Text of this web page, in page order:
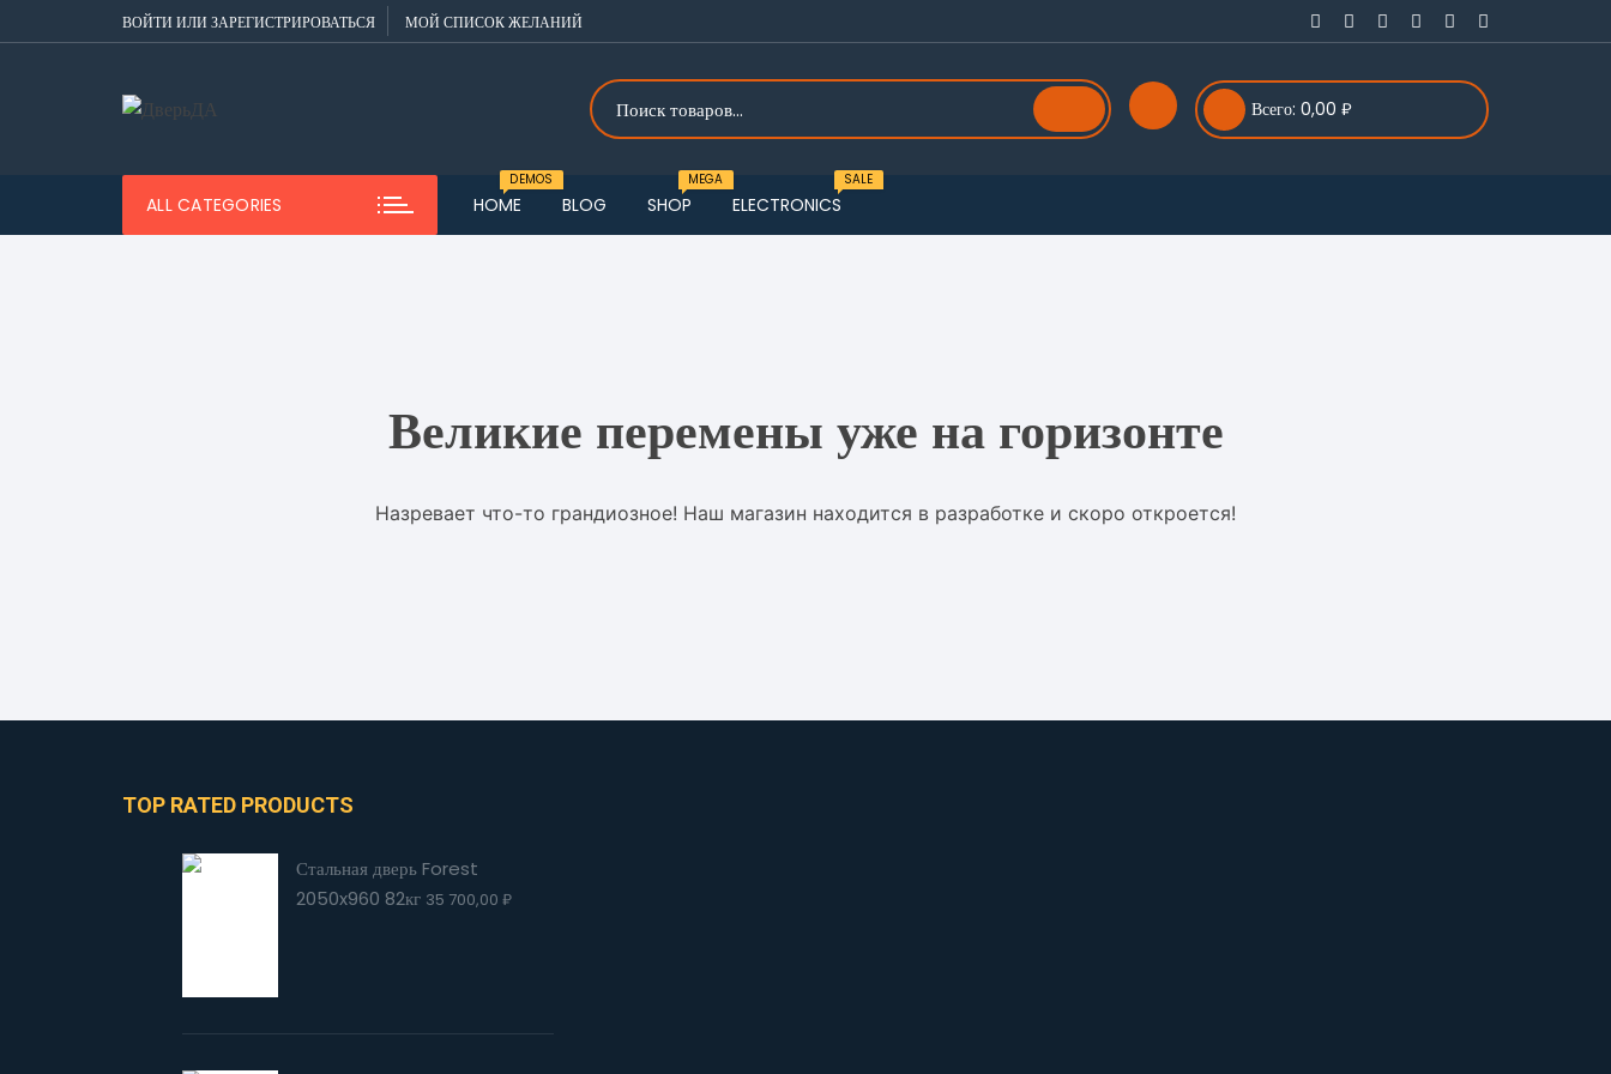
к
ВОЙТИ ИЛИ ЗАРЕГИСТРИРОВАТЬСЯ МОЙ СПИСОК ЖЕЛАНИЙ
Всего: 0,00 ₽
ALL CATEGORIES HOME
DEMOS
Demo four
BLOG SHOP
MEGA
ELECTRONICS
SALE
Великие перемены уже на горизонте
Назревает что-то грандиозное! Наш магазин находится в разработке и скоро откроется!
TOP RATED PRODUCTS
Стальная дверь Forest
2050x960 82кг 35 700,00 ₽